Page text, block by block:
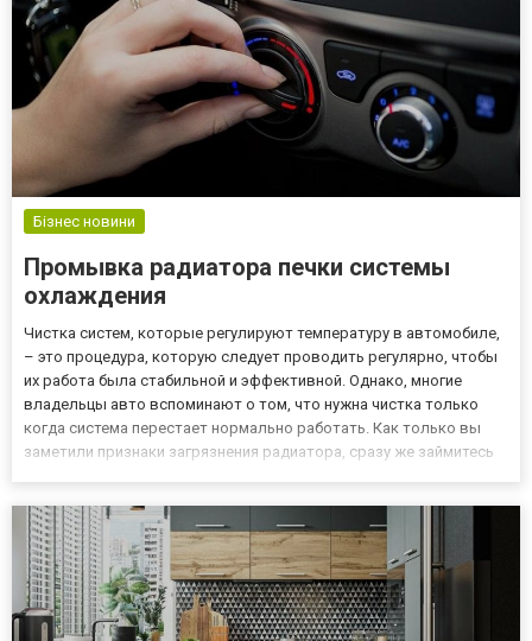
Бізнес новини
Промывка радиатора печки системы
охлаждения
Чистка систем, которые регулируют температуру в автомобиле,
– это процедура, которую следует проводить регулярно, чтобы
их работа была стабильной и эффективной. Однако, многие
владельцы авто вспоминают о том, что нужна чистка только
когда система перестает нормально работать. Как только вы
заметили признаки загрязнения радиатора, сразу же займитесь